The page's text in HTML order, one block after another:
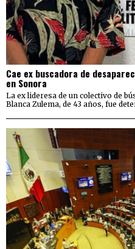
Cae ex buscadora de
en Sonora
La ex lideresa de un colectivo de
Blanca Zulema, de 43 años, fue